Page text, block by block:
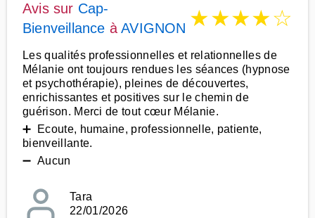
Avis sur Cap-
Bienveillance àAVIGNON ★★★★☆
Les qualités professionnelles et relationnelles de
Mélanie ont toujours rendues les séances (hypnose
et psychothérapie), pleines de découvertes,
enrichissantes et positives sur le chemin de
guérison. Merci de tout cœur Mélanie.
➕ Ecoute, humaine, professionnelle, patiente,
bienveillante.
➖ Aucun
Tara
22/01/2026